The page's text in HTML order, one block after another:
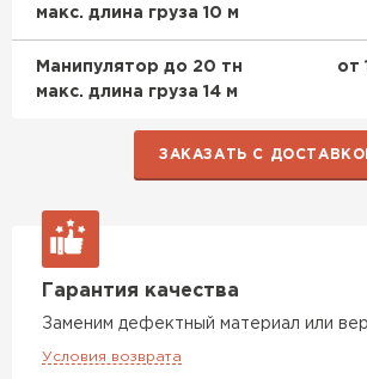
макс. длина груза 10 м
Манипулятор до 20 тн
макс. длина груза 14 м
от
ЗАКАЗАТЬ С
Гарантия качества
Заменим дефектный материал или
Условия возврата